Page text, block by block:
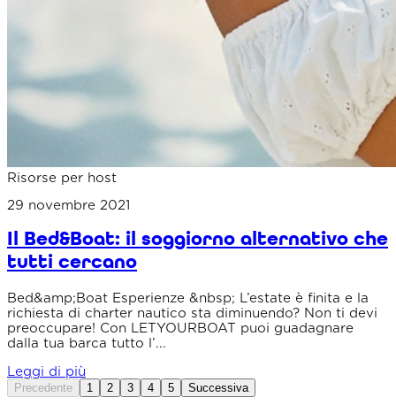
Risorse per host
29 novembre 2021
Il Bed&Boat: il soggiorno alternativo che
tutti cercano
Bed&amp;Boat Esperienze &nbsp; L’estate è finita e la
richiesta di charter nautico sta diminuendo? Non ti devi
preoccupare! Con LETYOURBOAT puoi guadagnare
dalla tua barca tutto l’...
Leggi di più
Precedente 1 2 3 4 5 Successiva